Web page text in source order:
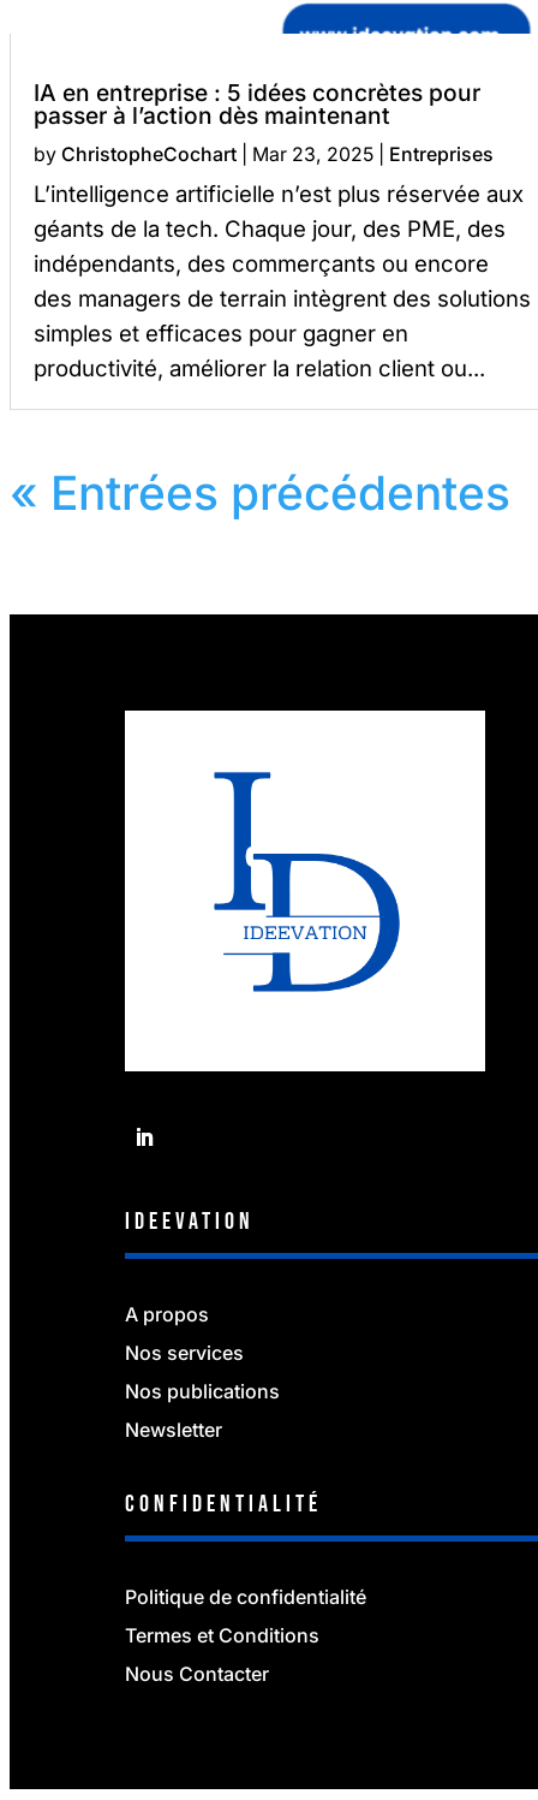
IA en entreprise : 5 idées concrètes pour
passer à l’action dès maintenant
by ChristopheCochart Mar 23, 2025 Entreprises
L’intelligence artificielle n’est plus réservée aux
géants de la tech. Chaque jour, des PME, des
indépendants, des commerçants ou encore
des managers de terrain intègrent des solutions
simples et efficaces pour gagner en
productivité, améliorer la relation client ou...
« Entrées précédentes
IDEEVATION
A propos
Nos services
Nos publications
Newsletter
Confidentialité
Politique de confidentialité
Termes et Conditions
Nous Contacter